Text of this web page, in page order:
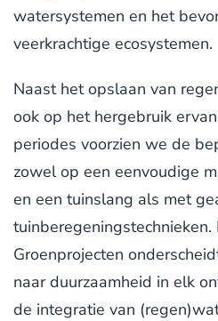
watersystemen en het
veerkrachtige ecosystemen.
Naast het opslaan van
ook op het hergebruik
periodes voorzien we de
zowel op een eenvoudige
en een tuinslang als met
tuinberegeningstechnieken.
Groenprojecten
naar duurzaamheid in elk
de integratie van